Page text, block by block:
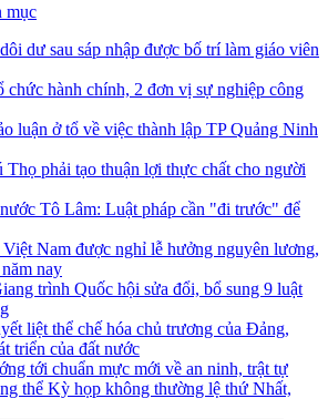
mục
dư sau sáp nhập được bố trí làm giáo viên
chức hành chính, 2 đơn vị sự nghiệp công
luận ở tổ về việc thành lập TP Quảng Ninh
Thọ phải tạo thuận lợi thực chất cho người
Tô Lâm: Luật pháp cần "đi trước" để
Nam được nghỉ lễ hưởng nguyên lương,
nay
trình Quốc hội sửa đổi, bổ sung 9 luật
liệt thể chế hóa chủ trương của Đảng,
triển của đất nước
tới chuẩn mực mới về an ninh, trật tự
thể Kỳ họp không thường lệ thứ Nhất,